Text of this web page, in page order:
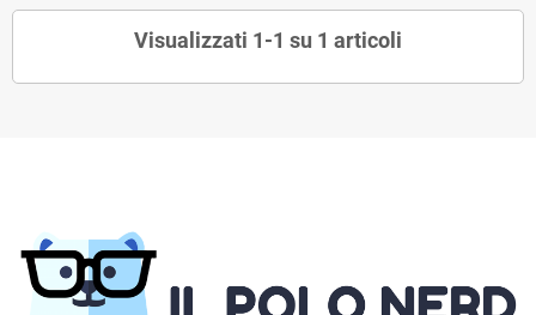
Visualizzati 1-1 su 1 articoli